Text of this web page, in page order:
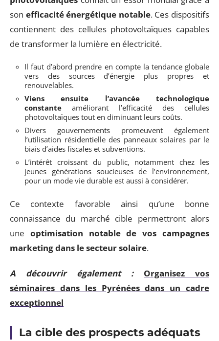
son efficacité énergétique notable. Ces dispositifs
contiennent des cellules photovoltaïques capables
de transformer la lumière en électricité.
Il faut d’abord prendre en compte la tendance globale
vers des sources d’énergie plus propres et
renouvelables.
Viens ensuite l’avancée technologique
constante améliorant l’efficacité des cellules
photovoltaïques tout en diminuant leurs coûts.
Divers gouvernements promeuvent également
l’utilisation résidentielle des panneaux solaires par le
biais d’aides fiscales et subventions.
L’intérêt croissant du public, notamment chez les
jeunes générations soucieuses de l’environnement,
pour un mode vie durable est aussi à considérer.
Ce contexte favorable ainsi qu’une bonne
connaissance du marché cible permettront alors
une optimisation notable de vos campagnes
marketing dans le secteur solaire.
A découvrir également :
Organisez vos
séminaires dans les Pyrénées dans un cadre
exceptionnel
La cible des prospects adéquats